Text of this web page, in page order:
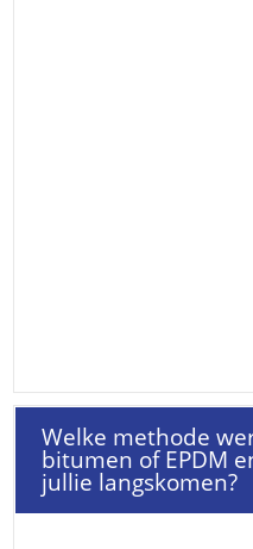
Welke methode
bitumen of EPDM
jullie langskomen?